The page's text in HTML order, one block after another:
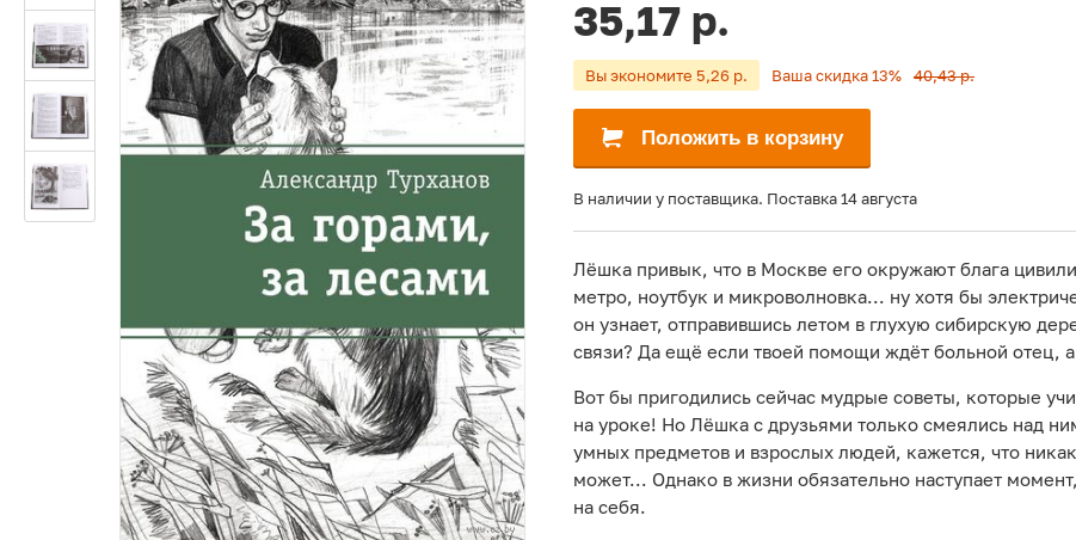
35,17 р.
Вы экономите 5,26 р. Ваша скидка 13% 40,43 р.
Положить в корзину
В наличии у поставщика. Поставка 14 августа
Лёшка привык, что в Москве его окружают блага
метро, ноутбук и микроволновка... ну хотя бы
он узнает, отправившись летом в глухую сибирскую
связи? Да ещё если твоей помощи ждёт больной отец, а
Вот бы пригодились сейчас мудрые советы, которые
на уроке! Но Лёшка с друзьями только смеялись над
умных предметов и взрослых людей, кажется, что
может... Однако в жизни обязательно наступает
на себя.